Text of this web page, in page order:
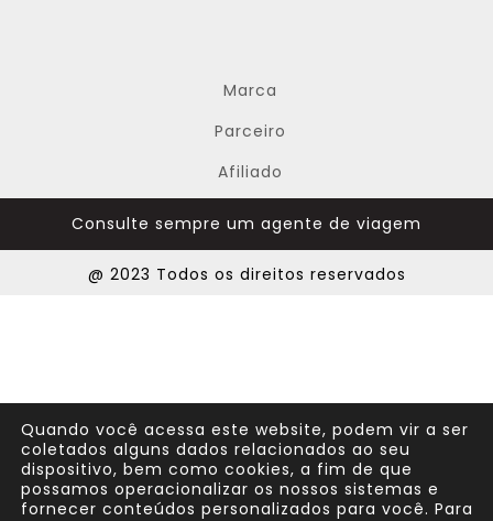
Marca
Parceiro
Afiliado
Consulte sempre um agente de viagem
@ 2023 Todos os direitos reservados
Quando você acessa este website, podem vir a ser
coletados alguns dados relacionados ao seu
dispositivo, bem como cookies, a fim de que
possamos operacionalizar os nossos sistemas e
fornecer conteúdos personalizados para você. Para